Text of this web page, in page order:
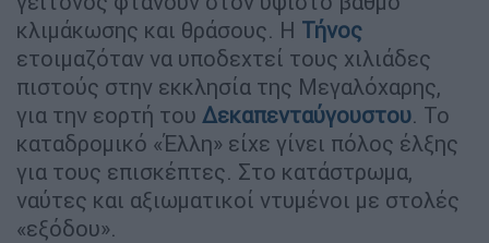
κλιμάκωσης και θράσους. Η Τήνος
ετοιμαζόταν να υποδεχτεί τους χιλιάδες
πιστούς στην εκκλησία της Μεγαλόχαρης,
για την εορτή του Δεκαπενταύγουστου. Το
καταδρομικό «Έλλη» είχε γίνει πόλος έλξης
για τους επισκέπτες. Στο κατάστρωμα,
ναύτες και αξιωματικοί ντυμένοι με στολές
«εξόδου».